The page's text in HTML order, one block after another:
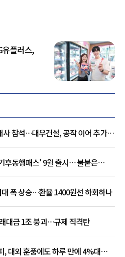
플러스,
사 참석…대우건설, 공작 이어 추가
후동행패스' 9월 출시… 불붙은
폭 상승…환율 1400원선 하회하나
대금 1조 붕괴…규제 직격탄
, 대외 훈풍에도 하루 만에 4%대